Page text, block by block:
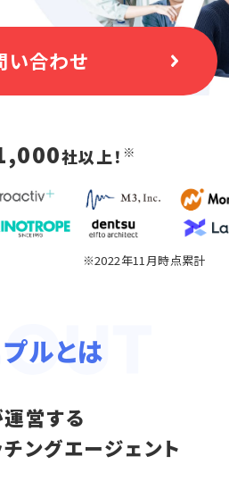
い合わせ
社以上！ ※
※2022年11月時点累計
ルとは
営する
ングエージェント